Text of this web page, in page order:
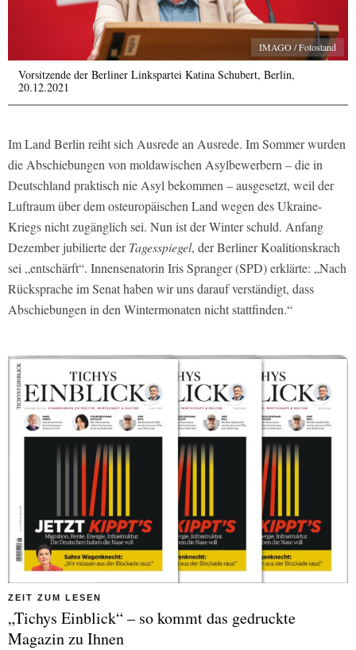
IMAGO / Fotostand
Vorsitzende der Berliner Linkspartei Katina Schubert, Berlin,
20.12.2021
Im Land Berlin reiht sich Ausrede an Ausrede. Im Sommer wurden
die Abschiebungen von moldawischen Asylbewerbern – die in
Deutschland praktisch nie Asyl bekommen – ausgesetzt, weil der
Luftraum über dem osteuropäischen Land wegen des Ukraine-
Kriegs nicht zugänglich sei. Nun ist der Winter schuld. Anfang
Dezember jubilierte derTagesspiegel, der Berliner Koalitionskrach
sei „entschärft“. Innensenatorin Iris Spranger (SPD) erklärte: „Nach
Rücksprache im Senat haben wir uns darauf verständigt, dass
Abschiebungen in den Wintermonaten nicht stattfinden.“
ZEIT ZUM LESEN
„Tichys Einblick“ – so kommt das gedruckte
Magazin zu Ihnen